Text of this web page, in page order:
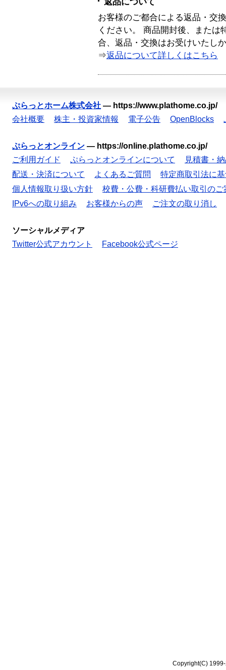
返品について
お客様のご都合による返品・交
ください。 商品開封後、または
合、返品・交換はお受けいたし
⇒返品について詳しくはこちら
ぷらっとホーム株式会社 — https://www.plathome.co.jp/
会社概要
株主・投資家情報 電子公告 OpenBlocks
ぷらっとオンライン — https://online.plathome.co.jp/
ご利用ガイド
ぷらっとオンラインについて
見積書・
配送・決済について
よくあるご質問
特定商取引法に
個人情報取り扱い方針
校費・公費・科研費払い取引のご
IPv6への取り組み
お客様からの声 ご注文の取り消し
ソーシャルメディア
Twitter公式アカウント
Facebook公式ページ
Copyright(C)